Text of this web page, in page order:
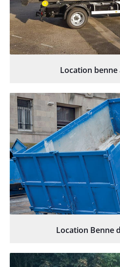
Location benne
Location Benne